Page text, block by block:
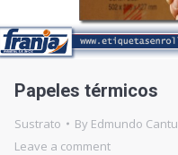
Papeles térmicos
Sustrato By Edmundo Cantu
Leave a comment